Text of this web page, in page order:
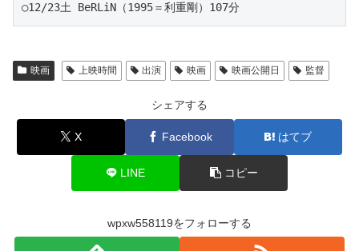
○12/23土 BeRLiN（1995＝利重剛）107分
映画 上映時間 出演 映画 映画公開日 監督
シェアする
X Facebook はてブ
LINE コピー
wpxw558119をフォローする